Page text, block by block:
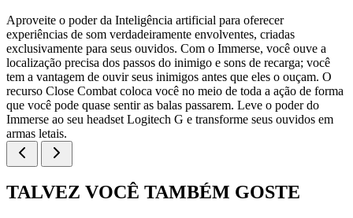
Aproveite o poder da Inteligência artificial para oferecer
experiências de som verdadeiramente envolventes, criadas
exclusivamente para seus ouvidos. Com o Immerse, você ouve a
localização precisa dos passos do inimigo e sons de recarga; você
tem a vantagem de ouvir seus inimigos antes que eles o ouçam. O
recurso Close Combat coloca você no meio de toda a ação de forma
que você pode quase sentir as balas passarem. Leve o poder do
Immerse ao seu headset Logitech G e transforme seus ouvidos em
armas letais.
TALVEZ VOCÊ TAMBÉM GOSTE